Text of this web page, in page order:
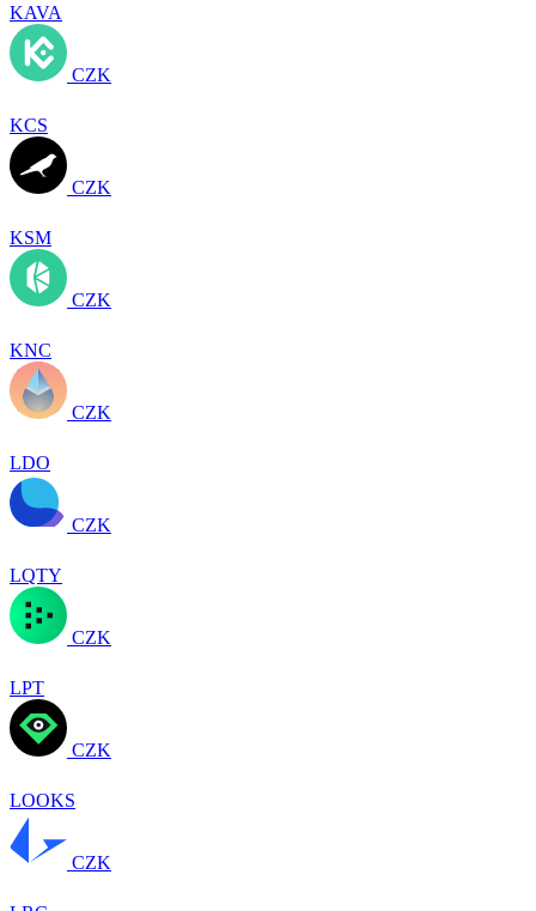
KAVA
CZK
KCS
CZK
KSM
CZK
KNC
CZK
LDO
CZK
LQTY
CZK
LPT
CZK
LOOKS
CZK